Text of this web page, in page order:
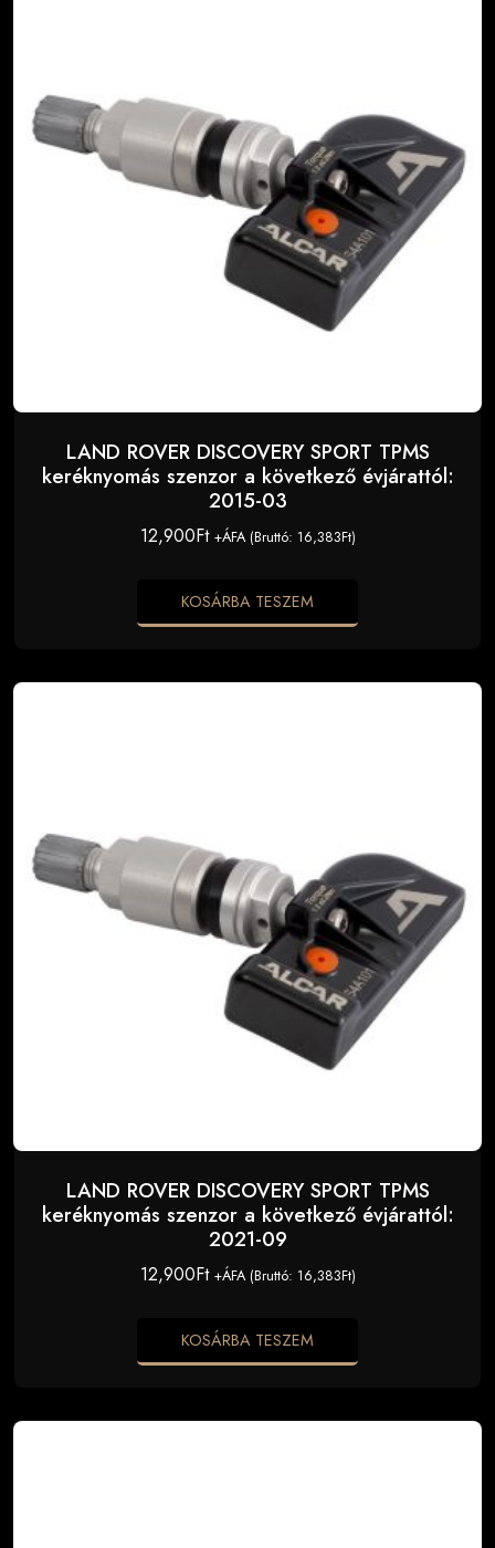
LAND ROVER DISCOVERY SPORT TPMS
keréknyomás szenzor a következő évjárattól:
2015-03
12,900Ft +ÁFA (Bruttó: 16,383Ft)
KOSÁRBA TESZEM
LAND ROVER DISCOVERY SPORT TPMS
keréknyomás szenzor a következő évjárattól:
2021-09
12,900Ft +ÁFA (Bruttó: 16,383Ft)
KOSÁRBA TESZEM